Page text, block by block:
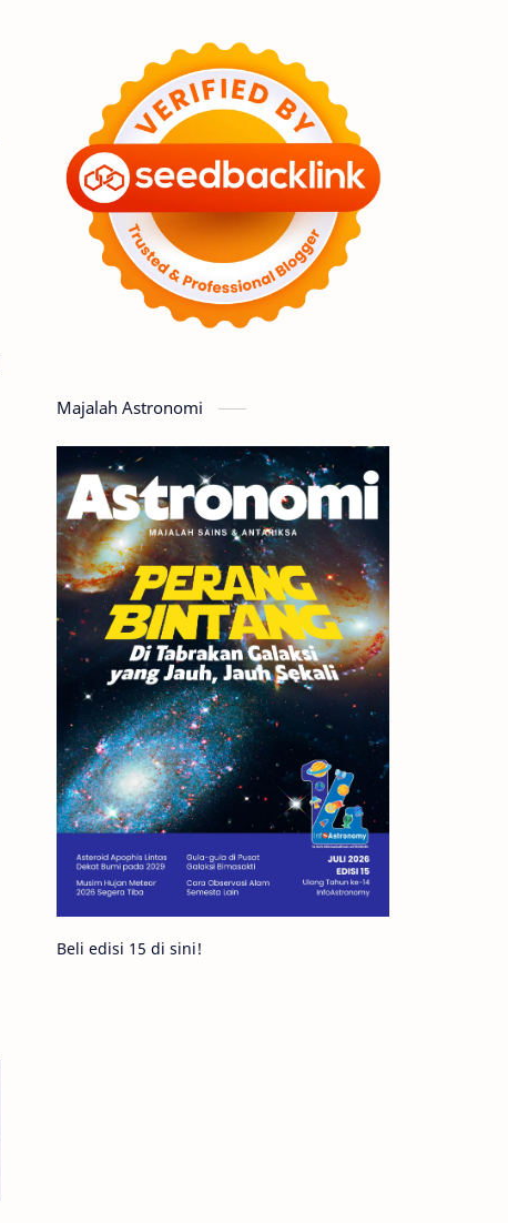
Tata Surya
Hype Astronot
Asteroid Observasi
Premium Komet
Penelitian
Satelit
Aurora Supernova
Nebula Sponsored
Matahari Featured
Mars Planet Katai
GMT 2016 History
Hoax Bima Sakti
Meteor Gerhana
Komet ISON Jupiter
Planet Kerdil Bumi
Pengetahuan Berita
Majalah Astronomi
Beli edisi 15 di sini!